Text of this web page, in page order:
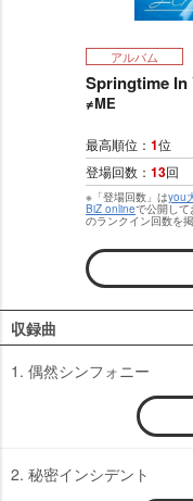
アルバム
Springtime In
≠ME
最高順位： 1位
登場回数： 13回
※「登場回数」はyou
BiZ onlineで公開し
のランクイン回数を
収録曲
1. 偶然シンフォニー
2. 秘密インシデント